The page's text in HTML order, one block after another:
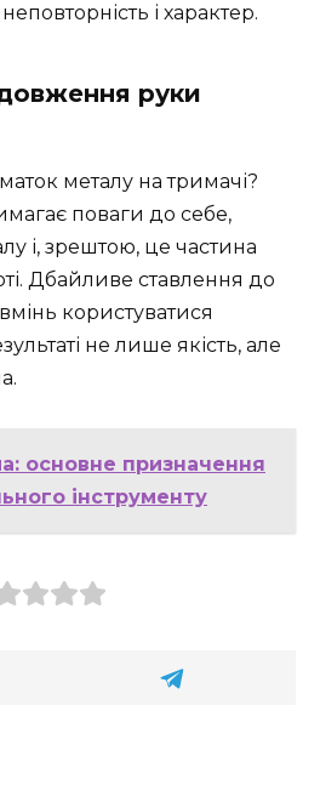
і характер.
руки
металу на тримачі?
поваги до себе,
і, зрештою, це частина
Дбайливе ставлення до
користуватися
не лише якість, але
основне призначення
інструменту